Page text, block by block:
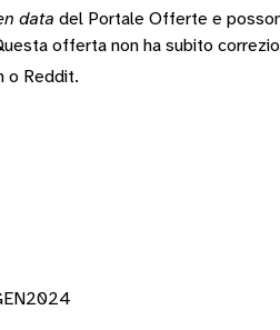
data del Portale Offerte e
offerta non ha subito
o Reddit.